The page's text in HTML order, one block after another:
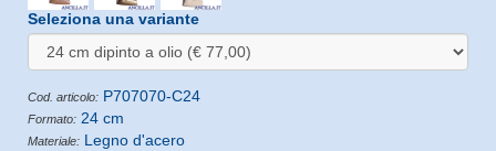
Seleziona una variante
Cod. articolo: P707070-C24
Formato: 24 cm
Materiale: Legno d'acero